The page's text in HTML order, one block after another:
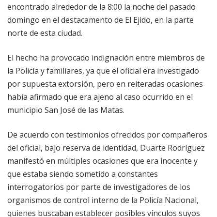
encontrado alrededor de la 8:00 la noche del pasado
domingo en el destacamento de El Ejido, en la parte
norte de esta ciudad.
El hecho ha provocado indignación entre miembros de
la Policía y familiares, ya que el oficial era investigado
por supuesta extorsión, pero en reiteradas ocasiones
había afirmado que era ajeno al caso ocurrido en el
municipio San José de las Matas.
De acuerdo con testimonios ofrecidos por compañeros
del oficial, bajo reserva de identidad, Duarte Rodríguez
manifestó en múltiples ocasiones que era inocente y
que estaba siendo sometido a constantes
interrogatorios por parte de investigadores de los
organismos de control interno de la Policía Nacional,
quienes buscaban establecer posibles vínculos suyos